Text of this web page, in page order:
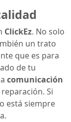
ClickEz. No solo
un trato
que es para
de tu
comunicación
Si
está siempre